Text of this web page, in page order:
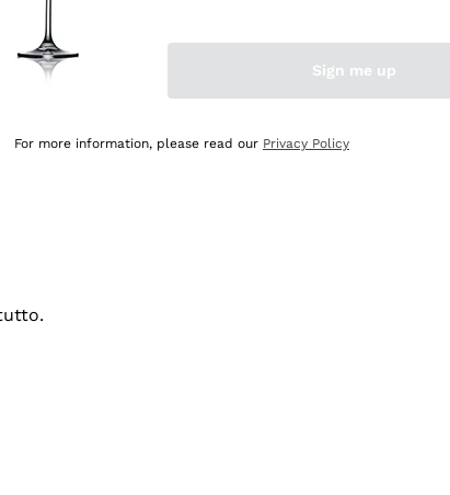
e lo consiglio! 👍
Sign me up
For more information, please read our Privacy Policy